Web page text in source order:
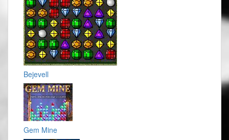
Bejevell
Gem Mine